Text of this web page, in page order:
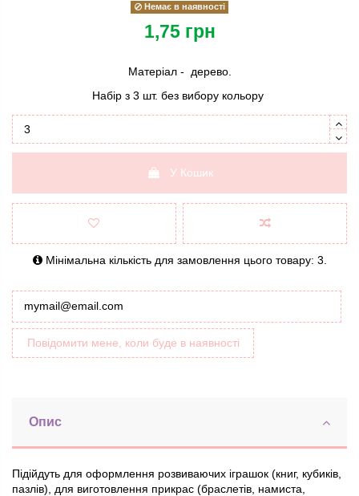
Немає в наявності
1,75 грн
Матеріал - дерево.
Набір з 3 шт. без вибору кольору
У Кошик
Мінімальна кількість для замовлення цього товару: 3.
Повідомити мене, коли буде в наявності
Опис
Підійдуть для оформлення розвиваючих іграшок (книг, кубиків,
пазлів), для виготовлення прикрас (браслетів, намиста,